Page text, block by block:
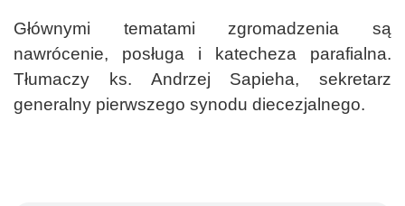
Głównymi tematami zgromadzenia są
nawrócenie, posługa i katecheza parafialna.
Tłumaczy ks. Andrzej Sapieha, sekretarz
generalny pierwszego synodu diecezjalnego.